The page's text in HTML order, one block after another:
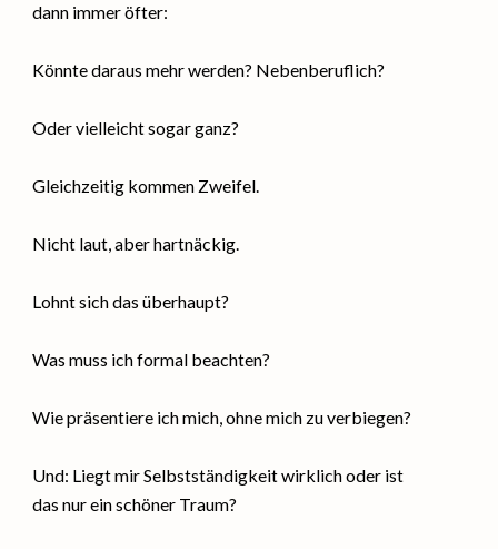
dann immer öfter:
Könnte daraus mehr werden? Nebenberuflich?
Oder vielleicht sogar ganz?
Gleichzeitig kommen Zweifel.
Nicht laut, aber hartnäckig.
Lohnt sich das überhaupt?
Was muss ich formal beachten?
Wie präsentiere ich mich, ohne mich zu verbiegen?
Und: Liegt mir Selbstständigkeit wirklich oder ist
das nur ein schöner Traum?